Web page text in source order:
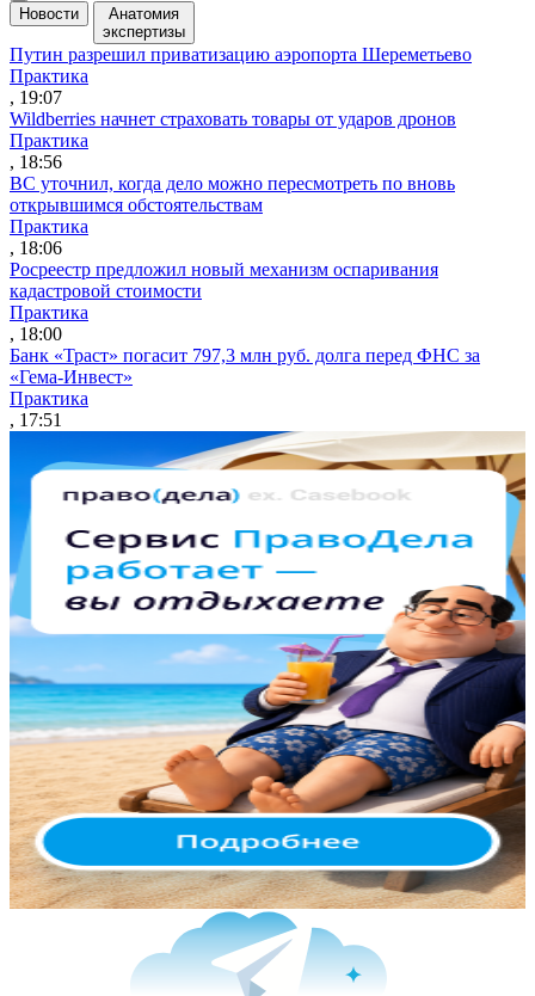
Новости
Анатомия
экспертизы
Путин разрешил приватизацию аэропорта Шереметьево
Практика
, 19:07
Wildberries начнет страховать товары от ударов дронов
Практика
, 18:56
ВС уточнил, когда дело можно пересмотреть по вновь
открывшимся обстоятельствам
Практика
, 18:06
Росреестр предложил новый механизм оспаривания
кадастровой стоимости
Практика
, 18:00
Банк «Траст» погасит 797,3 млн руб. долга перед ФНС за
«Гема-Инвест»
Практика
, 17:51